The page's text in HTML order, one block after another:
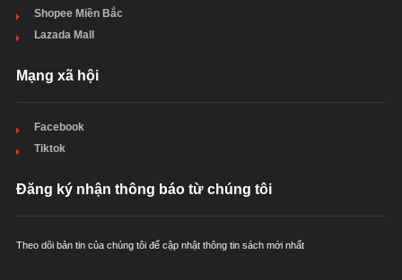
Shopee Miền Bắc
Lazada Mall
Mạng xã hội
Facebook
Tiktok
Đăng ký nhận thông báo từ chúng tôi
Theo dõi bản tin của chúng tôi để cập nhật thông tin sách mới nhất